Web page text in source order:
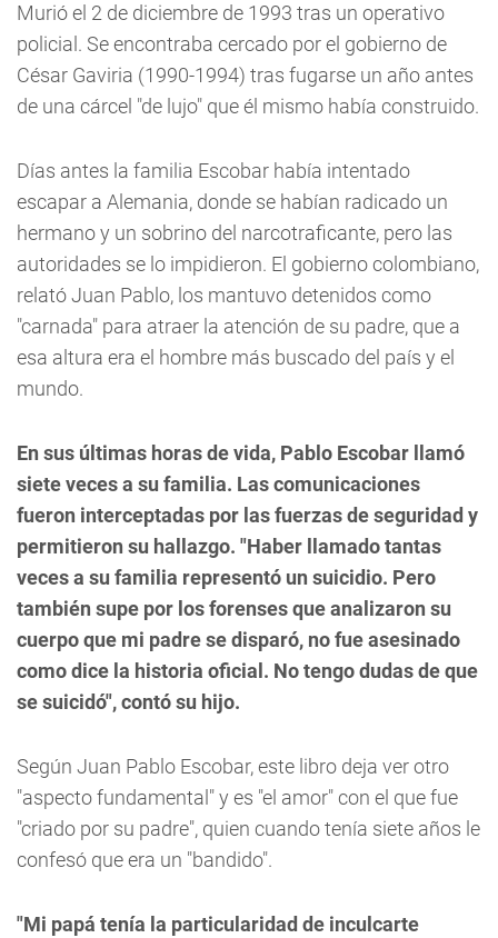
Murió el 2 de diciembre de 1993 tras un operativo
policial. Se encontraba cercado por el gobierno de
César Gaviria (1990-1994) tras fugarse un año antes
de una cárcel "de lujo" que él mismo había construido.
Días antes la familia Escobar había intentado
escapar a Alemania, donde se habían radicado un
hermano y un sobrino del narcotraficante, pero las
autoridades se lo impidieron. El gobierno colombiano,
relató Juan Pablo, los mantuvo detenidos como
"carnada" para atraer la atención de su padre, que a
esa altura era el hombre más buscado del país y el
mundo.
En sus últimas horas de vida, Pablo Escobar llamó
siete veces a su familia. Las comunicaciones
fueron interceptadas por las fuerzas de seguridad y
permitieron su hallazgo. "Haber llamado tantas
veces a su familia representó un suicidio. Pero
también supe por los forenses que analizaron su
cuerpo que mi padre se disparó, no fue asesinado
como dice la historia oficial. No tengo dudas de que
se suicidó", contó su hijo.
Según Juan Pablo Escobar, este libro deja ver otro
"aspecto fundamental" y es "el amor" con el que fue
"criado por su padre", quien cuando tenía siete años le
confesó que era un "bandido".
"Mi papá tenía la particularidad de inculcarte